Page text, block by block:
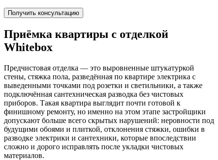
Получить консультацию
Приёмка квартиры с отделкой
Whitebox
Предчистовая отделка — это выровненные штукатуркой
стены, стяжка пола, разведённая по квартире электрика с
выведенными точками под розетки и светильники, а также
подключённая сантехническая разводка без чистовых
приборов. Такая квартира выглядит почти готовой к
финишному ремонту, но именно на этом этапе застройщики
допускают больше всего скрытых нарушений: неровности под
будущими обоями и плиткой, отклонения стяжки, ошибки в
разводке электрики и сантехники, которые впоследствии
сложно и дорого исправлять после укладки чистовых
материалов.